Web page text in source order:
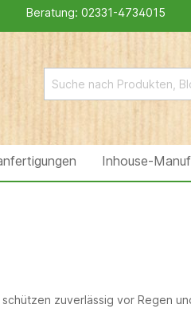
Beratung: 02331-4734015
Inhouse-
schützen zuverlässig vor Regen